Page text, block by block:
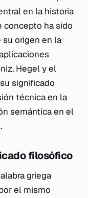
en la historia
concepto ha sido
origen en la
Hegel y el
significado
técnica en la
semántica en el
filosófico
griega
el mismo